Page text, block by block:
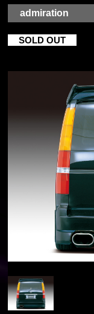
admiration
SOLD OUT